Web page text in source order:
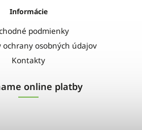
Informácie
podmienky
ochrany osobných údajov
Kontakty
online platby